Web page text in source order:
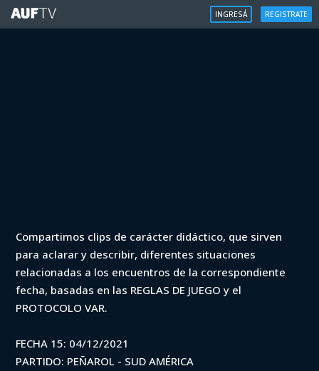
INGRESÁ REGISTRATE
VAR - Clausura 2021 - Peñarol vs Sud
América (min. 34)
Iniciá sesión para ver
Compartimos clips de carácter didáctico, que sirven
para aclarar y describir, diferentes situaciones
relacionadas a los encuentros de la correspondiente
fecha, basadas en las REGLAS DE JUEGO y el
PROTOCOLO VAR.
FECHA 15: 04/12/2021
PARTIDO: PEÑAROL - SUD AMÉRICA